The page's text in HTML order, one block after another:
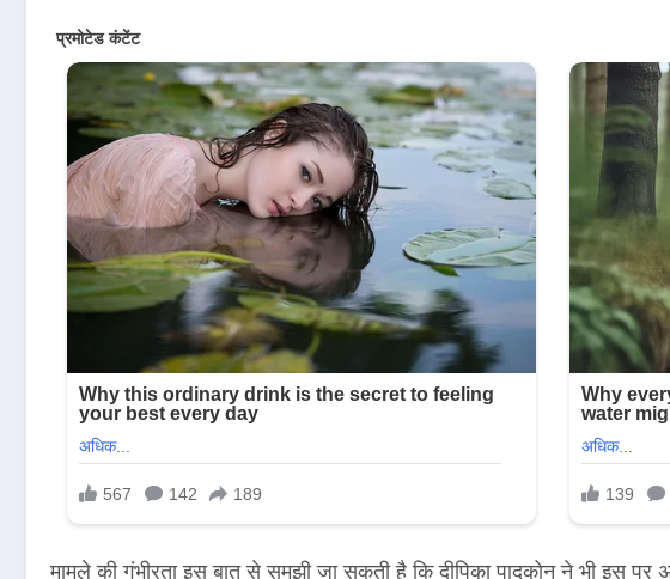
मामले की गंभीरता इस बात से समझी जा सकती है कि दीपिका पादुकोन ने भी इस